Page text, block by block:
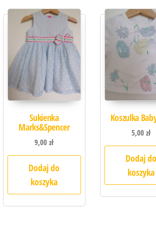
Sukienka
Marks&Spencer
9,00zł
Dodaj do
koszyka
Koszulka
5,00zł
Dodaj do
koszyka